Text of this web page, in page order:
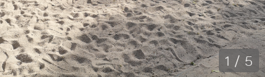
Impressum
Anmelden 1 / 5